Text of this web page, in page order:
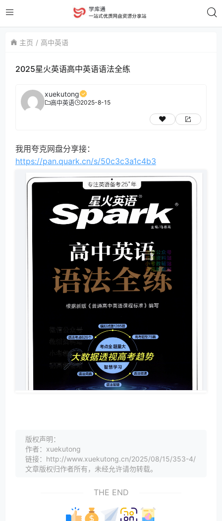
主页 高中英语
2025星火英语高中英语语法全练
xuekutong
高中英语 2025-8-15
我用夸克网盘分享接：
https://pan.quark.cn/s/50c3c3a1c4b3
版权声明：
作者：xuekutong
链接：http://www.xuekutong.cn/2025/08/15/353-4/
文章版权归作者所有，未经允许请勿转载。
THE END